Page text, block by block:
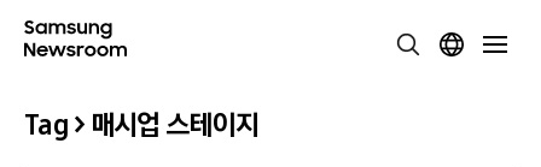
Tag > 매시업 스테이지